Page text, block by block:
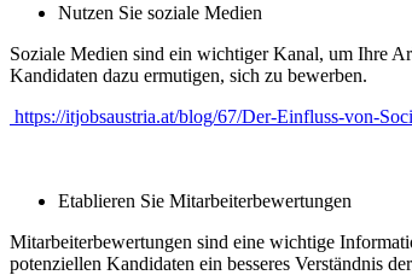
Nutzen Sie soziale Medien
Soziale Medien sind ein wichtiger Kanal, um Ihre
Kandidaten dazu ermutigen, sich zu bewerben.
https://itjobsaustria.at/blog/67/Der-Einfluss-von-
Etablieren Sie Mitarbeiterbewertungen
Mitarbeiterbewertungen sind eine wichtige
potenziellen Kandidaten ein besseres Verständnis